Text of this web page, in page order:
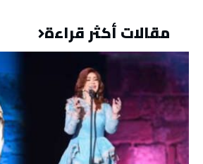
مقالات أكثر قراءة